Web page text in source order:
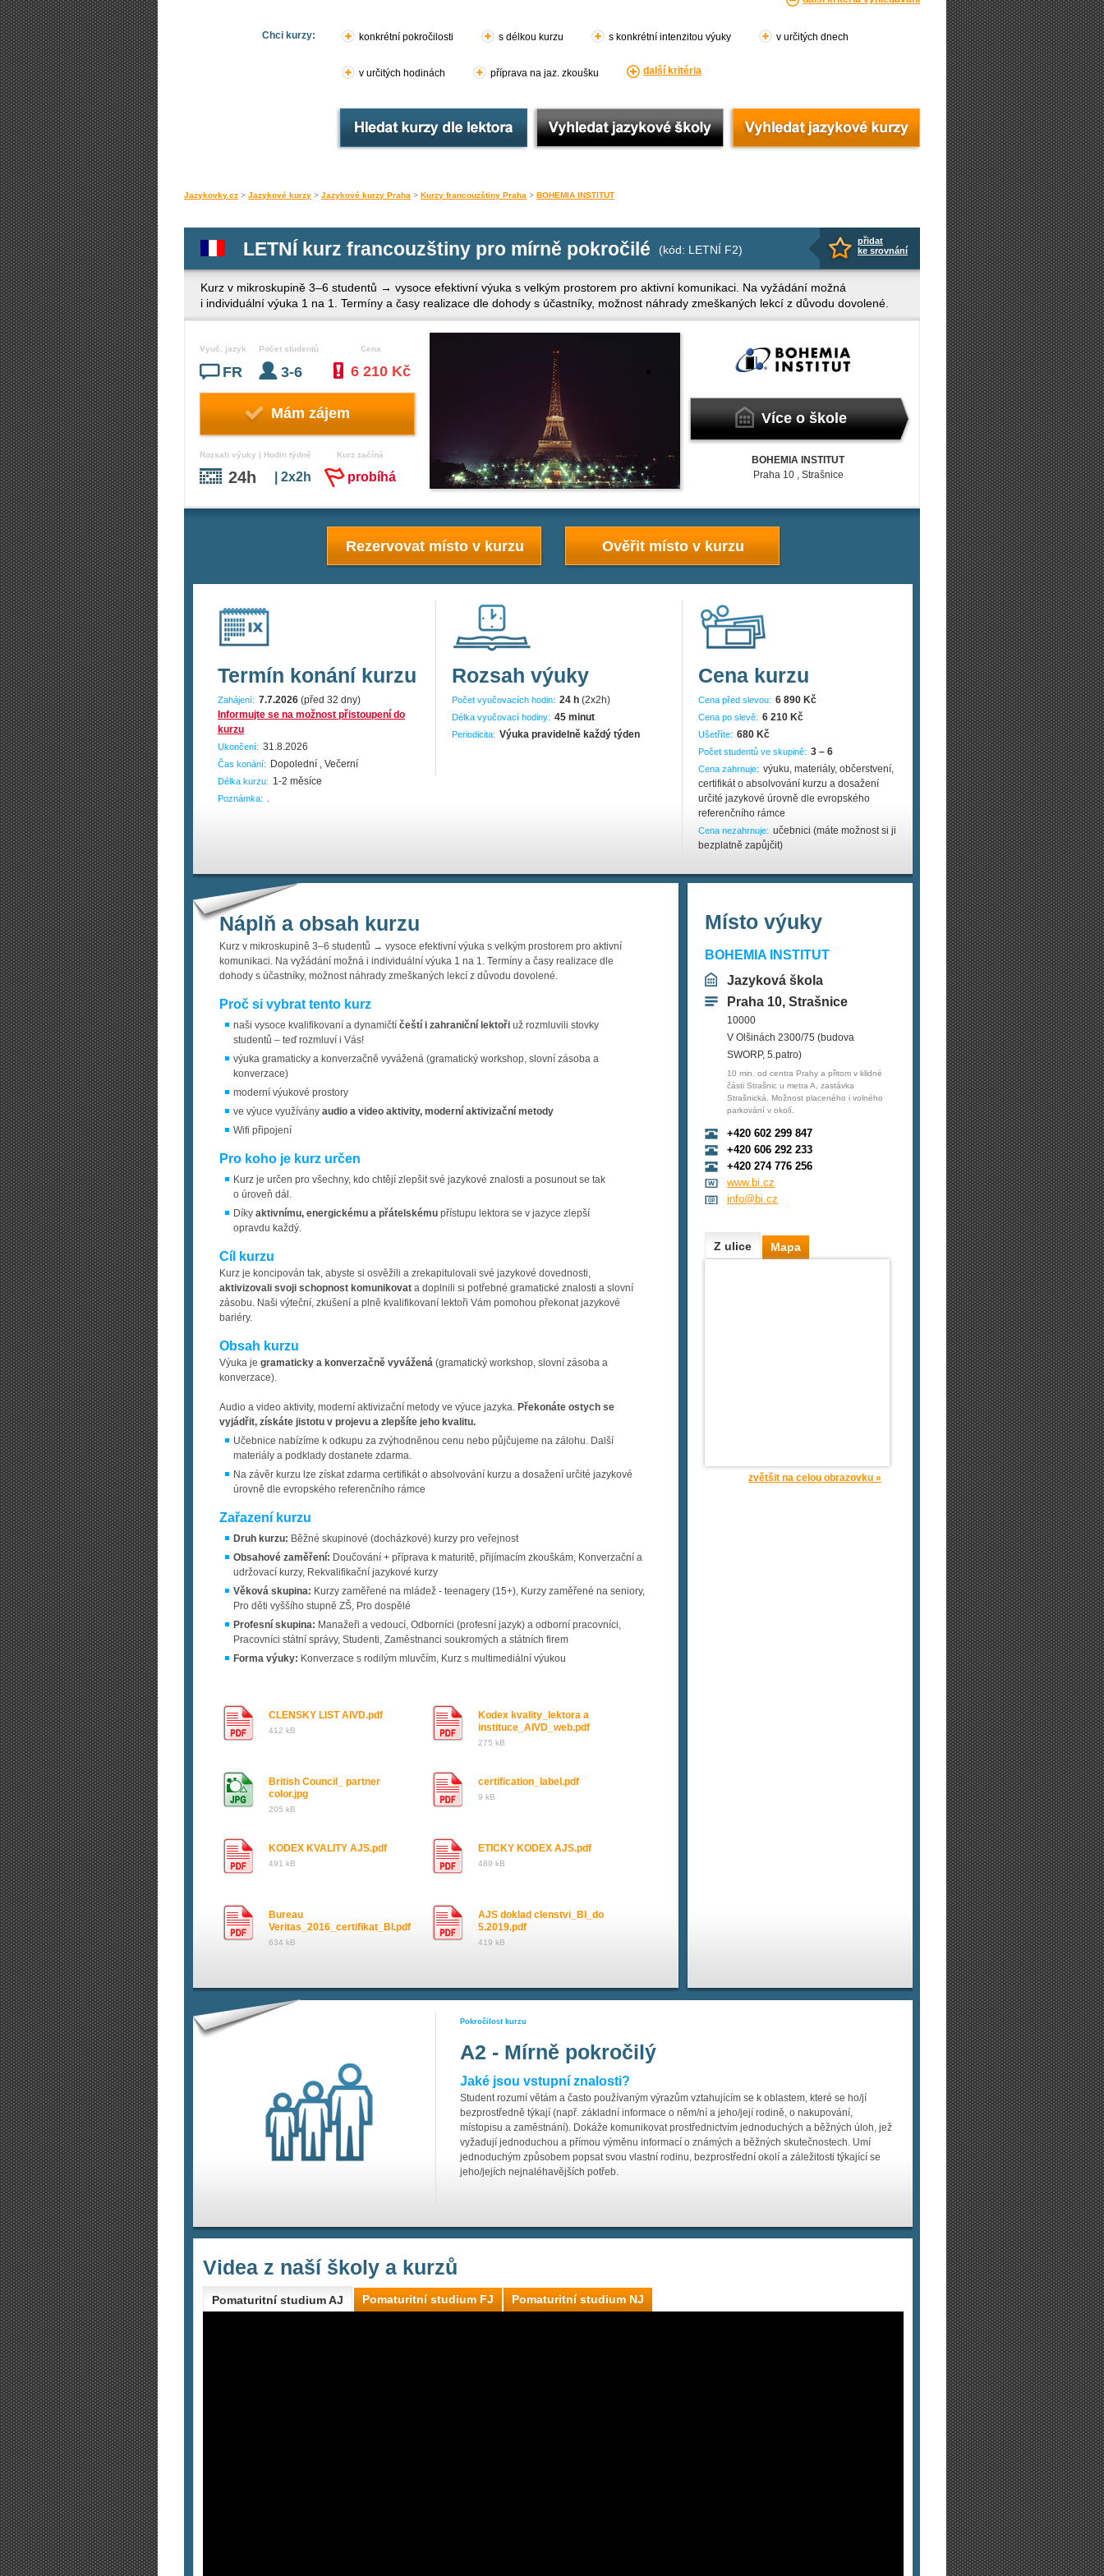
Chci kurzy: konkrétní pokročilosti s délkou kurzu s konkrétní intenzitou výuky v určitých dnech
v určitých hodinách příprava na jaz. zkoušku další kritéria
Jazykovky.cz > Jazykové kurzy > Jazykové kurzy Praha > Kurzy francouzštiny Praha > BOHEMIA INSTITUT
přidat
ke srovnání
LETNÍ kurz francouzštiny pro mírně pokročilé (kód: LETNÍ F2)
Kurz v mikroskupině 3–6 studentů → vysoce efektivní výuka s velkým prostorem pro aktivní komunikaci. Na vyžádání možná
i individuální výuka 1 na 1. Termíny a časy realizace dle dohody s účastníky, možnost náhrady zmeškaných lekcí z důvodu dovolené.
Vyuč. jazyk
FR
Počet studentů
3-6
Cena
6 210 Kč
Mám zájem
Rozsah výuky | Hodin týdně
24h | 2x2h
Kurz začíná
probíhá
Více o škole
BOHEMIA INSTITUT
Praha 10 , Strašnice
Rezervovat místo v kurzu Ověřit místo v kurzu
Termín konání kurzu
Zahájení: 7.7.2026 (před 32 dny)
Informujte se na možnost přistoupení do
kurzu
Ukončení: 31.8.2026
Čas konání: Dopolední , Večerní
Délka kurzu: 1-2 měsíce
Poznámka: .
Rozsah výuky
Počet vyučovacích hodin: 24 h (2x2h)
Délka vyučovací hodiny: 45 minut
Periodicita: Výuka pravidelně každý týden
Cena kurzu
Cena před slevou: 6 890 Kč
Cena po slevě: 6 210 Kč
Ušetříte: 680 Kč
Počet studentů ve skupině: 3 – 6
Cena zahrnuje: výuku, materiály, občerstvení,
certifikát o absolvování kurzu a dosažení
určité jazykové úrovně dle evropského
referenčního rámce
Cena nezahrnuje: učebnici (máte možnost si ji
bezplatně zapůjčit)
Náplň a obsah kurzu
Kurz v mikroskupině 3–6 studentů → vysoce efektivní výuka s velkým prostorem pro aktivní
komunikaci. Na vyžádání možná i individuální výuka 1 na 1. Termíny a časy realizace dle
dohody s účastníky, možnost náhrady zmeškaných lekcí z důvodu dovolené.
Proč si vybrat tento kurz
naši vysoce kvalifikovaní a dynamičtí čeští i zahraniční lektoři už rozmluvili stovky
studentů – teď rozmluví i Vás!
výuka gramaticky a konverzačně vyvážená (gramatický workshop, slovní zásoba a
konverzace)
moderní výukové prostory
ve výuce využívány audio a video aktivity, moderní aktivizační metody
Wifi připojení
Pro koho je kurz určen
Kurz je určen pro všechny, kdo chtějí zlepšit své jazykové znalosti a posunout se tak
o úroveň dál.
Díky aktivnímu, energickému a přátelskému přístupu lektora se v jazyce zlepší
opravdu každý.
Cíl kurzu
Kurz je koncipován tak, abyste si osvěžili a zrekapitulovali své jazykové dovednosti,
aktivizovali svoji schopnost komunikovat a doplnili si potřebné gramatické znalosti a slovní
zásobu. Naši výteční, zkušení a plně kvalifikovaní lektoři Vám pomohou překonat jazykové
bariéry.
Obsah kurzu
Výuka je gramaticky a konverzačně vyvážená (gramatický workshop, slovní zásoba a
konverzace).
Audio a video aktivity, moderní aktivizační metody ve výuce jazyka. Překonáte ostych se
vyjádřit, získáte jistotu v projevu a zlepšíte jeho kvalitu.
Učebnice nabízíme k odkupu za zvýhodněnou cenu nebo půjčujeme na zálohu. Další
materiály a podklady dostanete zdarma.
Na závěr kurzu lze získat zdarma certifikát o absolvování kurzu a dosažení určité jazykové
úrovně dle evropského referenčního rámce
Zařazení kurzu
Druh kurzu: Běžné skupinové (docházkové) kurzy pro veřejnost
Obsahové zaměření: Doučování + příprava k maturitě, přijímacím zkouškám, Konverzační a
udržovací kurzy, Rekvalifikační jazykové kurzy
Věková skupina: Kurzy zaměřené na mládež - teenagery (15+), Kurzy zaměřené na seniory,
Pro děti vyššího stupně ZŠ, Pro dospělé
Profesní skupina: Manažeři a vedoucí, Odborníci (profesní jazyk) a odborní pracovníci,
Pracovníci státní správy, Studenti, Zaměstnanci soukromých a státních firem
Forma výuky: Konverzace s rodilým mluvčím, Kurz s multimediální výukou
CLENSKY LIST AIVD.pdf
412 kB
Kodex kvality_lektora a
instituce_AIVD_web.pdf
275 kB
British Council_ partner
color.jpg
205 kB
certification_label.pdf
9 kB
KODEX KVALITY AJS.pdf
491 kB
ETICKY KODEX AJS.pdf
489 kB
Bureau
Veritas_2016_certifikat_BI.pdf
634 kB
AJS doklad clenstvi_BI_do
5.2019.pdf
419 kB
Místo výuky
BOHEMIA INSTITUT
Jazyková škola
Praha 10, Strašnice
10000
V Olšinách 2300/75 (budova
SWORP, 5.patro)
10 min. od centra Prahy a přitom v klidné
části Strašnic u metra A, zastávka
Strašnická. Možnost placeného i volného
parkování v okolí.
+420 602 299 847
+420 606 292 233
+420 274 776 256
www.bi.cz
info@bi.cz
Z ulice Mapa
zvětšit na celou obrazovku »
Pokročilost kurzu
A2 - Mírně pokročilý
Jaké jsou vstupní znalosti?
Student rozumí větám a často používaným výrazům vztahujícím se k oblastem, které se ho/jí
bezprostředně týkají (např. základní informace o něm/ní a jeho/její rodině, o nakupování,
místopisu a zaměstnání). Dokáže komunikovat prostřednictvím jednoduchých a běžných úloh, jež
vyžadují jednoduchou a přímou výměnu informací o známých a běžných skutečnostech. Umí
jednoduchým způsobem popsat svou vlastní rodinu, bezprostřední okolí a záležitosti týkající se
jeho/jejích nejnaléhavějších potřeb.
Videa z naší školy a kurzů
Pomaturitní studium AJ Pomaturitní studium FJ Pomaturitní studium NJ